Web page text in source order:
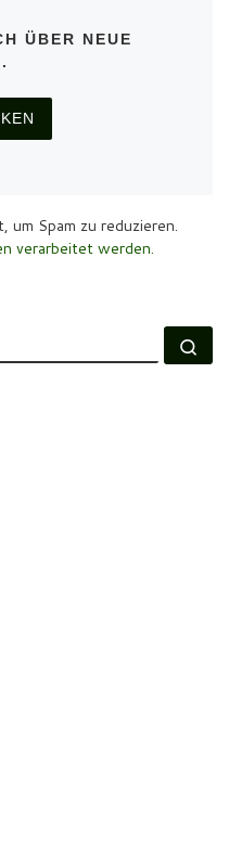
ÜBER NEUE
Spam zu reduzieren.
verarbeitet werden.